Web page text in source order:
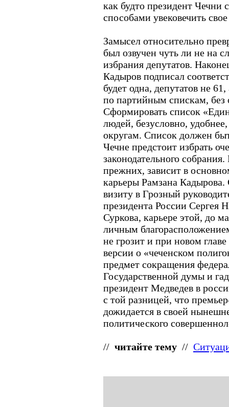
как будто президент
способами увековечить
Замысел относительно
был озвучен чуть ли не на
избрания депутатов.
Кадыров подписал
будет одна, депутатов не
по партийным спискам, без
Сформировать список
людей, безусловно,
округам. Список должен
Чечне предстоит избрать
законодательного
прежних, зависит в
карьеры Рамзана
визиту в Грозный
президента России Сергея
Суркова, карьере этой, до
личным
не грозит и при новом
версии о «чеченском
предмет сокращения
Государственной думы и
президент Медведев в
с той разницей, что
дожидается в своей
политического
// читайте тему //